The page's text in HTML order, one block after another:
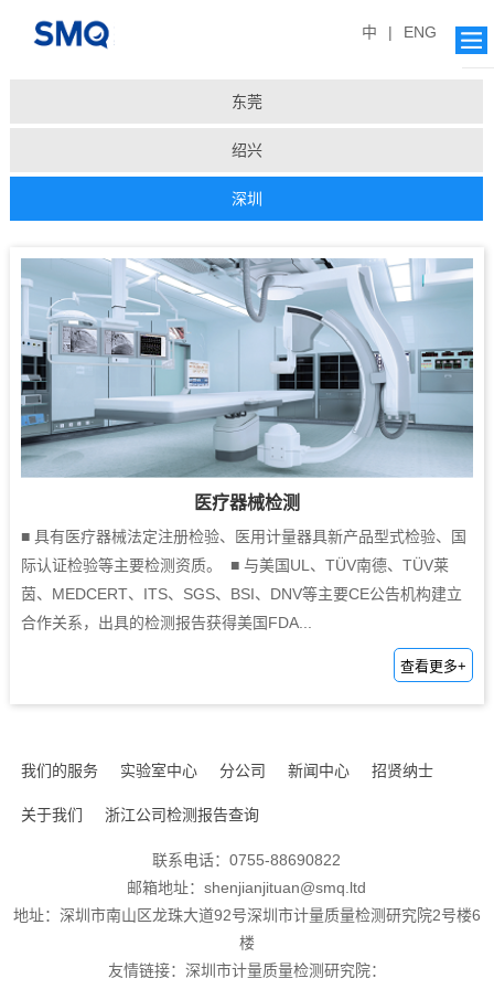
ENG
|
中
东莞
绍兴
深圳
产业计量
医疗器械检测
新能源检测
食品检测
纺织服装服饰与家居产品检测
电子电器检测
轻工产品与化学材料检测
医疗器械检测
■ 具有医疗器械法定注册检验、医用计量器具新产品型式检验、国
际认证检验等主要检测资质。 ■ 与美国UL、TÜV南德、TÜV莱
茵、MEDCERT、ITS、SGS、BSI、DNV等主要CE公告机构建立
合作关系，出具的检测报告获得美国FDA...
我们的服务 实验室中心 分公司 新闻中心 招贤纳士
关于我们 浙江公司检测报告查询
联系电话：0755-88690822
邮箱地址：shenjianjituan@smq.ltd
地址：深圳市南山区龙珠大道92号深圳市计量质量检测研究院2号楼6
楼
友情链接：深圳市计量质量检测研究院：